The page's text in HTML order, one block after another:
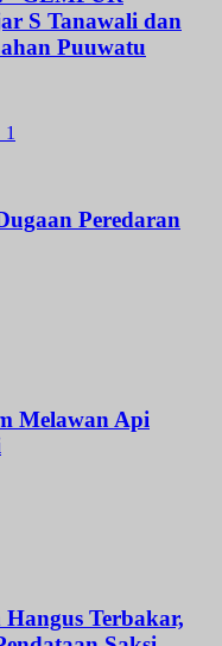
S Tanawali dan
Puuwatu
Peredaran
Melawan Api
Terbakar,